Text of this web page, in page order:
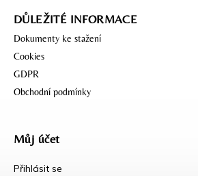
DŮLEŽITÉ INFORMACE
Dokumenty ke stažení
Cookies
GDPR
Obchodní podmínky
Můj účet
Přihlásit se